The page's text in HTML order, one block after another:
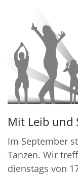
Mit Leib und
Im September
Tanzen. Wir
dienstags von